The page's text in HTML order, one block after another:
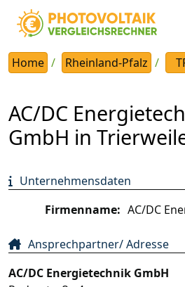
Home Rheinland-Pfalz
AC/DC
GmbH in
Unternehmensdaten
Firmenname: AC/DC
Ansprechpartner/ Adresse
AC/DC Energietechnik GmbH